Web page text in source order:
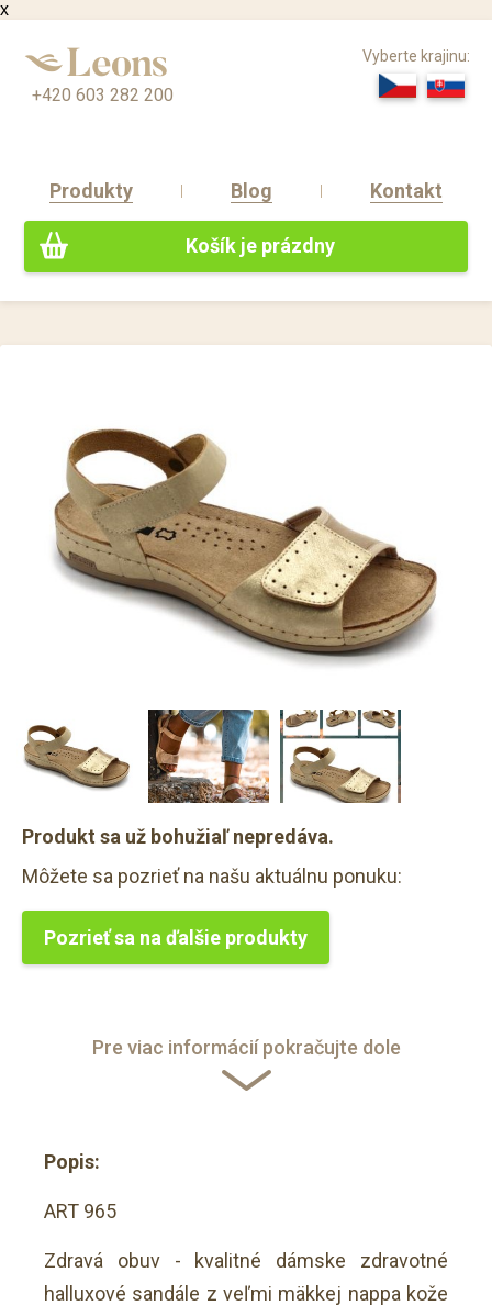
x
+420 603 282 200
Produkty Blog Kontakt
Košík je prázdny
Vyberte krajinu:
Produkt sa už bohužiaľ nepredáva.
Môžete sa pozrieť na našu aktuálnu ponuku:
Pozrieť sa na ďalšie produkty
Pre viac informácií pokračujte dole
Popis:
ART 965
Zdravá obuv - kvalitné dámske zdravotné
halluxové sandále z veľmi mäkkej nappa kože